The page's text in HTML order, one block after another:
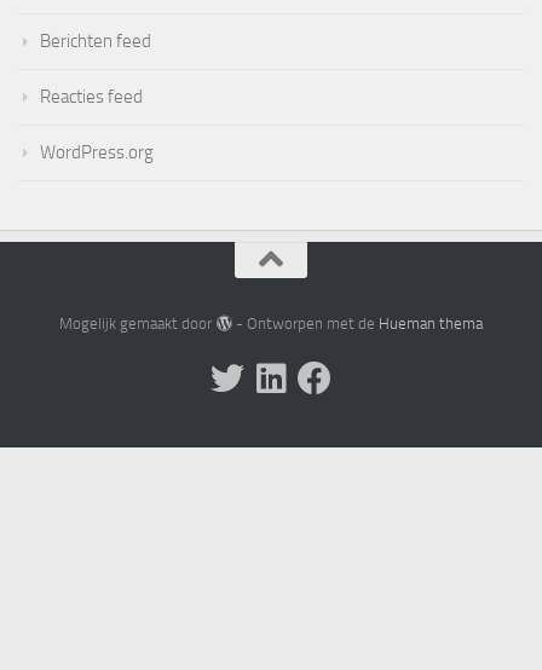
Berichten feed
Reacties feed
WordPress.org
Mogelijk gemaakt door - Ontworpen met de Hueman thema